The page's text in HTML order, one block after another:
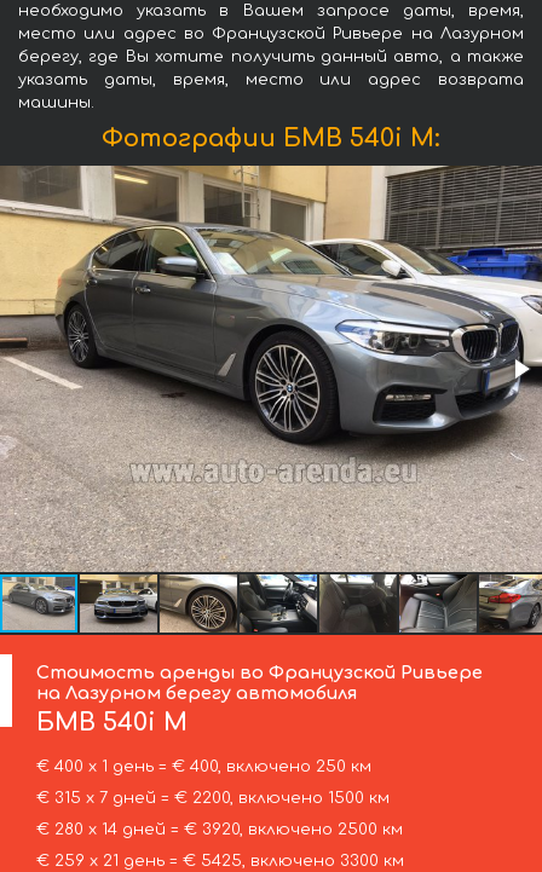
необходимо указать в Вашем запросе даты, время,
место или адрес во Французской Ривьере на Лазурном
берегу, где Вы хотите получить данный авто, а также
указать даты, время, место или адрес возврата
машины.
Фотографии БМВ 540i M:
Стоимость аренды во Французской Ривьере
на Лазурном берегу автомобиля
БМВ 540i M
€ 400 х 1 день = € 400, включено 250 км
€ 315 х 7 дней = € 2200, включено 1500 км
€ 280 х 14 дней = € 3920, включено 2500 км
€ 259 х 21 день = € 5425, включено 3300 км